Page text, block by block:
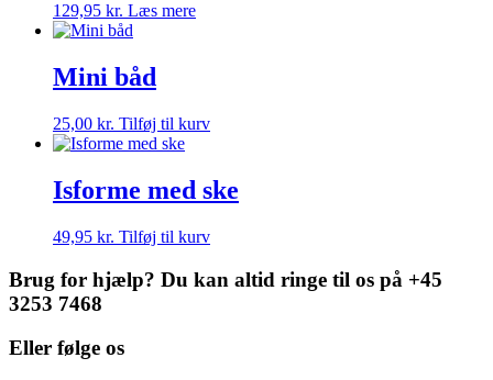
129,95 kr. Læs mere
Mini båd
25,00 kr. Tilføj til kurv
Isforme med ske
49,95 kr. Tilføj til kurv
Brug for hjælp? Du kan altid ringe til os på +45
3253 7468
Eller følge os